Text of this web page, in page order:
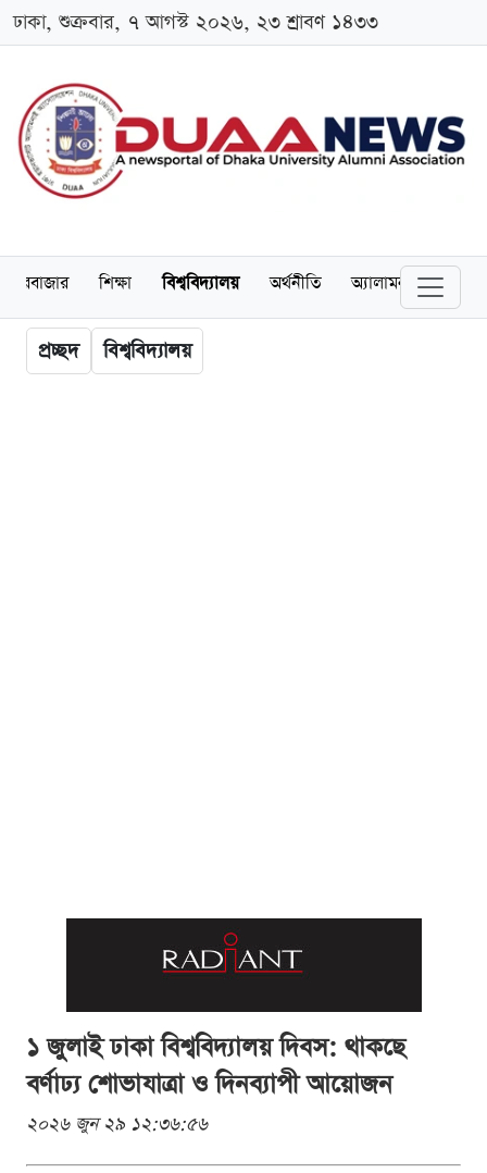
ঢাকা, শুক্রবার, ৭ আগস্ট ২০২৬, ২৩ শ্রাবণ ১৪৩৩
শিক্ষা বিশ্ববিদ্যালয় অর্থনীতি অ্যালামনাই
প্রচ্ছদ বিশ্ববিদ্যালয়
১ জুলাই ঢাকা বিশ্ববিদ্যালয় দিবস: থাকছে
বর্ণাঢ্য শোভাযাত্রা ও দিনব্যাপী আয়োজন
২০২৬ জুন ২৯ ১২:৩৬:৫৬